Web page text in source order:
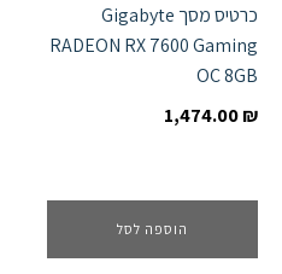
כרטיס מסך Gigabyte
RADEON RX 7600 Gaming
OC 8GB
1,474.00₪
הוספה לסל